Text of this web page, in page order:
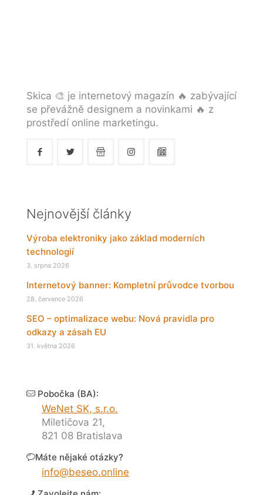
Skica 🎨 je internetový magazín 🔥 zabývající
se převážně designem a novinkami 🔥 z
prostředí online marketingu.
Nejnovější články
Výroba elektroniky jako základ moderních
technologií
3. srpna 2026
Internetový banner: Kompletní průvodce tvorbou
28. července 2026
SEO – optimalizace webu: Nová pravidla pro
odkazy a zásah EU
31. května 2026
Pobočka (BA):
WeNet SK, s.r.o.
Miletičova 21,
821 08 Bratislava
Máte nějaké otázky?
info@beseo.online